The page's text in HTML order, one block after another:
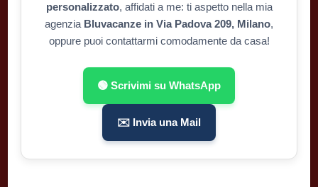
personalizzato, affidati a me: ti aspetto nella mia
agenzia Bluvacanze in Via Padova 209, Milano,
oppure puoi contattarmi comodamente da casa!
🟢 Scrivimi su WhatsApp
✉️ Invia una Mail